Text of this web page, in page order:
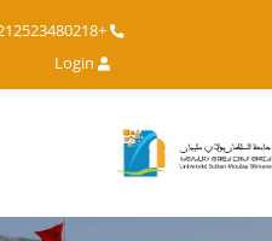
+212523480218
Login